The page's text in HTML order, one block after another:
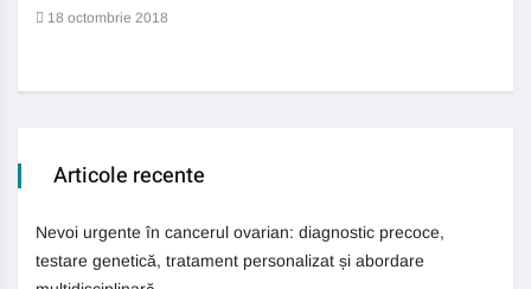
18 octombrie 2018
Articole recente
Nevoi urgente în cancerul ovarian: diagnostic precoce,
testare genetică, tratament personalizat și abordare